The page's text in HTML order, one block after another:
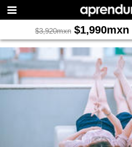
$3,920mxn $1,990mxn